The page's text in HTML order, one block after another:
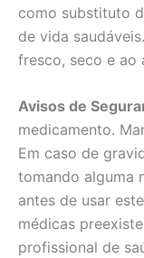
como substituto
de vida
fresco, seco e ao
Avisos de
medicamento.
Em caso de
tomando alguma
antes de usar
médicas
profissional de